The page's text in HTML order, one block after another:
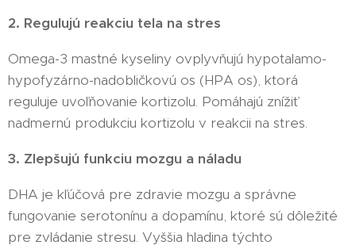
2. Regulujú reakciu tela na stres
Omega-3 mastné kyseliny ovplyvňujú hypotalamo-
hypofyzárno-nadobličkovú os (HPA os), ktorá
reguluje uvoľňovanie kortizolu. Pomáhajú znížiť
nadmernú produkciu kortizolu v reakcii na stres.
3. Zlepšujú funkciu mozgu a náladu
DHA je kľúčová pre zdravie mozgu a správne
fungovanie serotonínu a dopamínu, ktoré sú dôležité
pre zvládanie stresu. Vyššia hladina týchto